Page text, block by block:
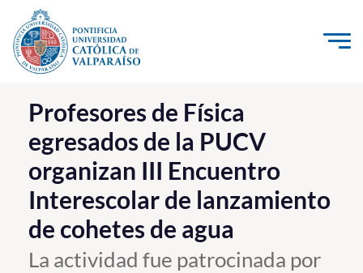
Click acá para ir directamente al contenido
La Universidad
Investigación, Creación e Innovación
PUCV Internacional
Vinculación con el Medio
Admisión
Profesores de Física
egresados de la PUCV
organizan III Encuentro
Interescolar de lanzamiento
de cohetes de agua
La actividad fue patrocinada por